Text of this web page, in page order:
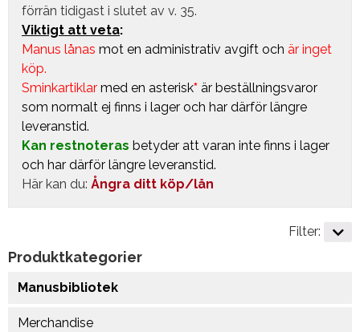
förrän tidigast i slutet av v. 35.
Viktigt att veta:
Manus lånas mot en administrativ avgift och är inget
köp.
Sminkartiklar med en asterisk* är beställningsvaror
som normalt ej finns i lager och har därför längre
leveranstid.
Kan restnoteras betyder att varan inte finns i lager
och har därför längre leveranstid.
Här kan du: Ångra ditt köp/lån
Produktkategorier
Manusbibliotek
Merchandise
Filter: